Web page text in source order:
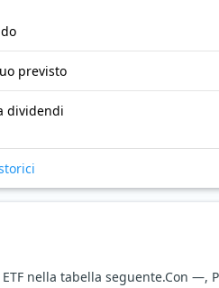
previsto
dividendi
nella tabella seguente.Con —,